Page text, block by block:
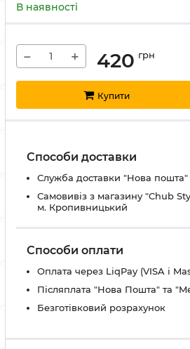
В наявності
− + 420 грн
Купити
Способи доставки
Служба доставки "Нова
Самовивіз з магазину "Chub
м. Кропивницький
Способи оплати
Оплата через LiqPay (VISA і
Післяплата "Нова Пошта" та
Безготівковий розрахунок